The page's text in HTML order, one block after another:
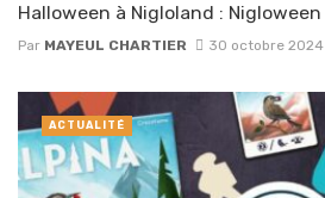
Halloween à Nigloland :
Par MAYEUL CHARTIER 30 octobre 2024
ACTUALITÉ